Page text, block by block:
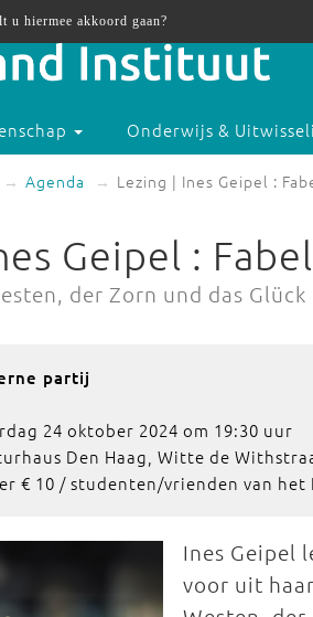
Onderwijs &
Agenda Lezing | Ines Geipel :
Geipel :
der Zorn und das Glück
partij
24 oktober 2024 om 19:30 uur
Den Haag, Witte de
€ 10 / studenten/vrienden van
Ines Geipel
voor uit
u hiermee akkoord gaan?